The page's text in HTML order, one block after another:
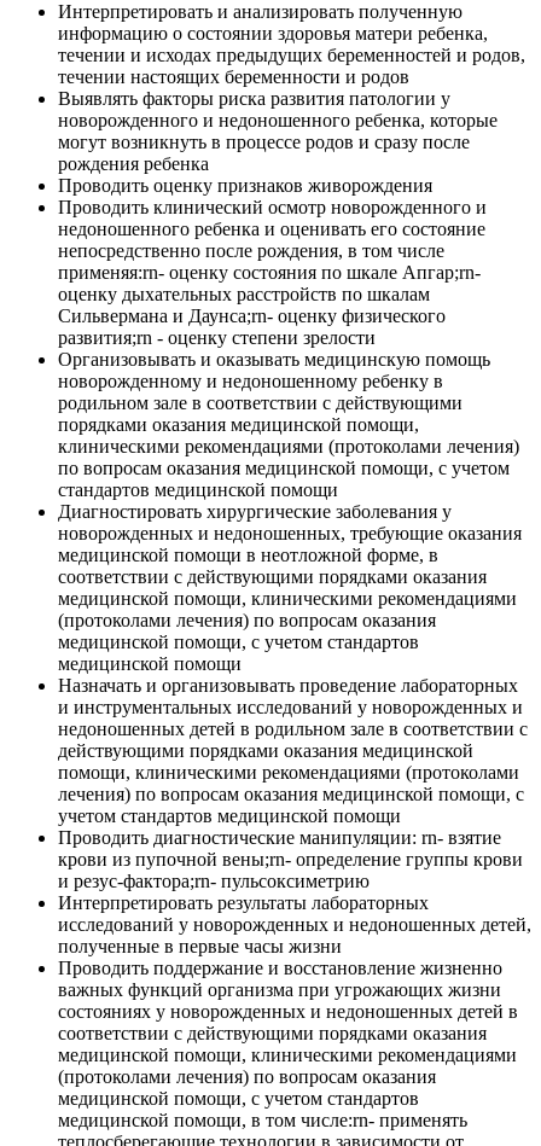
Интерпретировать и анализировать полученную
информацию о состоянии здоровья матери ребенка,
течении и исходах предыдущих беременностей и родов,
течении настоящих беременности и родов
Выявлять факторы риска развития патологии у
новорожденного и недоношенного ребенка, которые
могут возникнуть в процессе родов и сразу после
рождения ребенка
Проводить оценку признаков живорождения
Проводить клинический осмотр новорожденного и
недоношенного ребенка и оценивать его состояние
непосредственно после рождения, в том числе
применяя:rn- оценку состояния по шкале Апгар;rn-
оценку дыхательных расстройств по шкалам
Сильвермана и Даунса;rn- оценку физического
развития;rn - оценку степени зрелости
Организовывать и оказывать медицинскую помощь
новорожденному и недоношенному ребенку в
родильном зале в соответствии с действующими
порядками оказания медицинской помощи,
клиническими рекомендациями (протоколами лечения)
по вопросам оказания медицинской помощи, с учетом
стандартов медицинской помощи
Диагностировать хирургические заболевания у
новорожденных и недоношенных, требующие оказания
медицинской помощи в неотложной форме, в
соответствии с действующими порядками оказания
медицинской помощи, клиническими рекомендациями
(протоколами лечения) по вопросам оказания
медицинской помощи, с учетом стандартов
медицинской помощи
Назначать и организовывать проведение лабораторных
и инструментальных исследований у новорожденных и
недоношенных детей в родильном зале в соответствии с
действующими порядками оказания медицинской
помощи, клиническими рекомендациями (протоколами
лечения) по вопросам оказания медицинской помощи, с
учетом стандартов медицинской помощи
Проводить диагностические манипуляции: rn- взятие
крови из пупочной вены;rn- определение группы крови
и резус-фактора;rn- пульсоксиметрию
Интерпретировать результаты лабораторных
исследований у новорожденных и недоношенных детей,
полученные в первые часы жизни
Проводить поддержание и восстановление жизненно
важных функций организма при угрожающих жизни
состояниях у новорожденных и недоношенных детей в
соответствии с действующими порядками оказания
медицинской помощи, клиническими рекомендациями
(протоколами лечения) по вопросам оказания
медицинской помощи, с учетом стандартов
медицинской помощи, в том числе:rn- применять